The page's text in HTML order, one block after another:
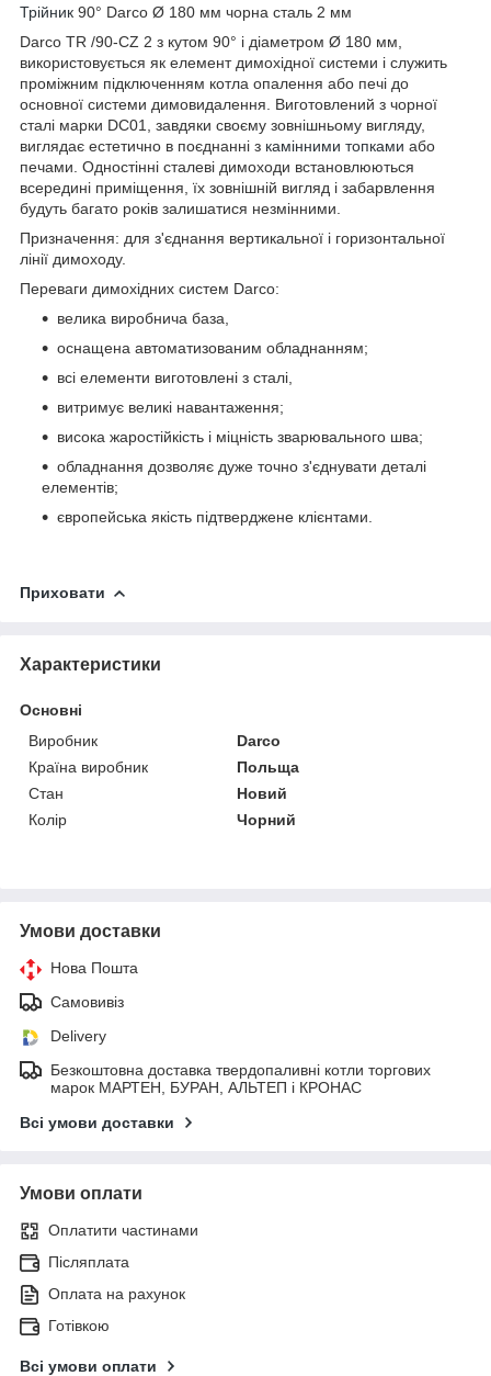
Трійник 90° Darco Ø 180 мм чорна сталь 2 мм
Darco TR /90-CZ 2 з кутом 90° і діаметром Ø 180 мм,
використовується як елемент димохідної системи і служить
проміжним підключенням котла опалення або печі до
основної системи димовидалення. Виготовлений з чорної
сталі марки DC01, завдяки своєму зовнішньому вигляду,
виглядає естетично в поєднанні з камінними топками або
печами. Одностінні сталеві димоходи встановлюються
всередині приміщення, їх зовнішній вигляд і забарвлення
будуть багато років залишатися незмінними.
Призначення: для з'єднання вертикальної і горизонтальної
лінії димоходу.
Переваги димохідних систем Darco:
велика виробнича база,
оснащена автоматизованим обладнанням;
всі елементи виготовлені з сталі,
витримує великі навантаження;
висока жаростійкість і міцність зварювального шва;
обладнання дозволяє дуже точно з'єднувати деталі
елементів;
європейська якість підтверджене клієнтами.
Приховати
Характеристики
Основні
Виробник
Darco
Країна виробник
Польща
Стан
Новий
Колір
Чорний
Умови доставки
Нова Пошта
Самовивіз
Delivery
Безкоштовна доставка твердопаливні котли торгових
марок МАРТЕН, БУРАН, АЛЬТЕП і КРОНАС
Всі умови доставки
Умови оплати
Оплатити частинами
Післяплата
Оплата на рахунок
Готівкою
Всі умови оплати